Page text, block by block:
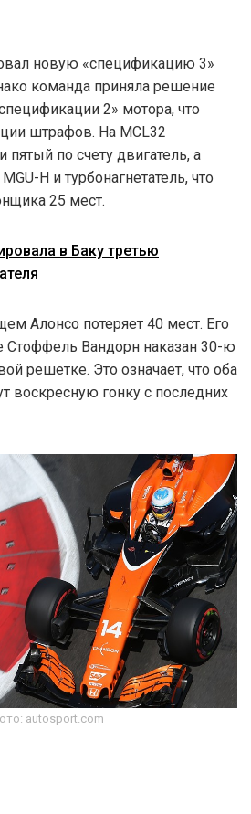
новую «спецификацию 3»
команда приняла решение
2» мотора, что
штрафов. На MCL32
пятый по счету двигатель, а
H и турбонагнетатель, что
25 мест.
в Баку третью
Алонсо потеряет 40 мест. Его
Стоффель Вандорн наказан 30-ю
решетке. Это означает, что оба
воскресную гонку с последних
autosport.com